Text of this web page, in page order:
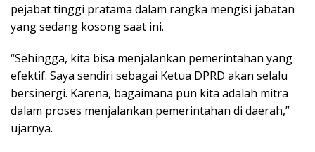
pejabat tinggi pratama dalam rangka mengisi jabatan
yang sedang kosong saat ini.
“Sehingga, kita bisa menjalankan pemerintahan yang
efektif. Saya sendiri sebagai Ketua DPRD akan selalu
bersinergi. Karena, bagaimana pun kita adalah mitra
dalam proses menjalankan pemerintahan di daerah,”
ujarnya.